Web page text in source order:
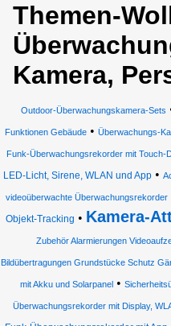
Themen-
Kamera,
Outdoor-Überwachungskamera-Sets
Funktionen Gebäude • Überwachungs-
Funk-Überwachungsrekorder mit Touch-
LED-Licht, Sirene, WLAN und App•
videoüberwachte Überwachungsrekorder
Objekt-Tracking • Kamera-
Zubehör Alarmierungen
Bildübertragungen Grundstücke Schutz
mit Akku und Solarpanel •
Überwachungsrekorder mit Display,